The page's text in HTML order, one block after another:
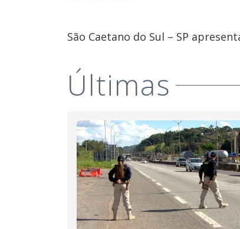
São Caetano do Sul – SP
Últimas